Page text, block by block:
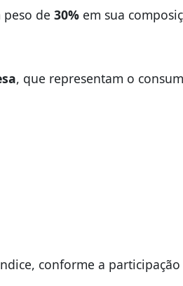
peso de 30% em sua
, que representam o
conforme a